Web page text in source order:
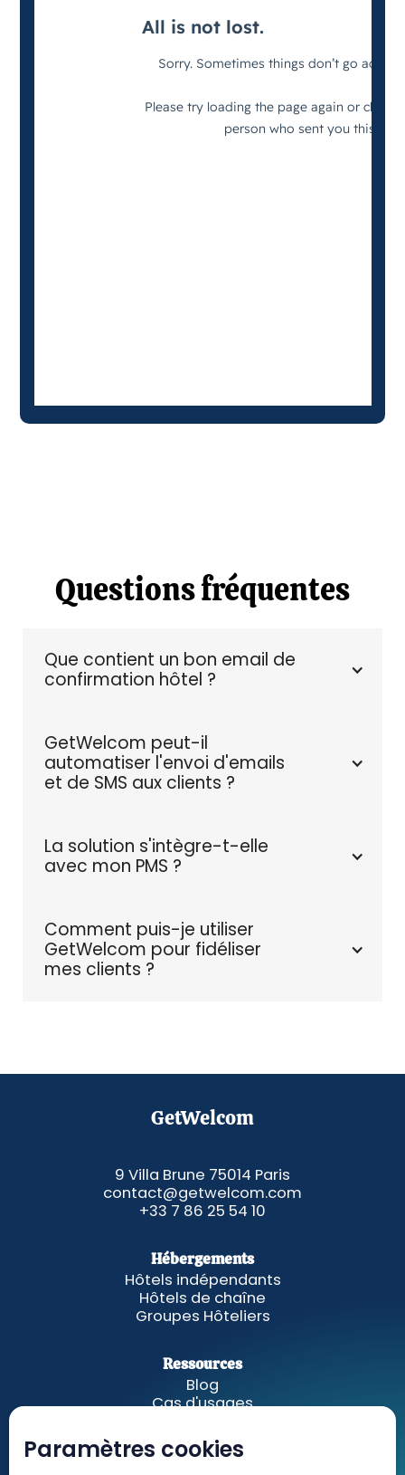
Paramètres cookies
Questions fréquentes
Que contient un bon email de
confirmation hôtel ?
GetWelcom peut-il
automatiser l'envoi d'emails
et de SMS aux clients ?
La solution s'intègre-t-elle
avec mon PMS ?
Comment puis-je utiliser
GetWelcom pour fidéliser
mes clients ?
GetWelcom
9 Villa Brune 75014 Paris
contact@getwelcom.com
+33 7 86 25 54 10
Hébergements
Hôtels indépendants
Hôtels de chaîne
Groupes Hôteliers
Ressources
Blog
Cas d'usages
A propos